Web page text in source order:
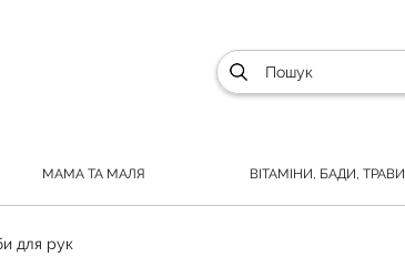
МАМА ТА МАЛЯ ВІТАМІНИ, БАДИ, ТРАВИ
для рук